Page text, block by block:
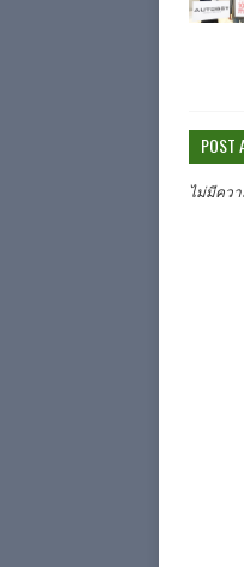
POST
ไม่มีคว